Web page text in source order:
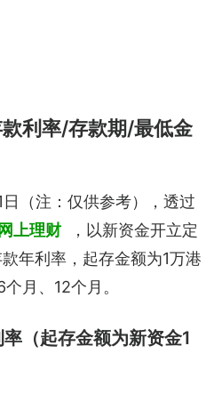
利率/存款期/最低金
（注：仅供参考），透过
上理财
，以新资金开立定
年利率，起存金额为1万港
月、12个月。
（起存金额为新资金1